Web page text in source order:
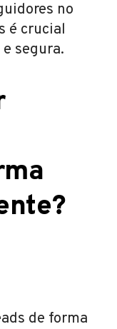
no
é crucial
segura.
de forma